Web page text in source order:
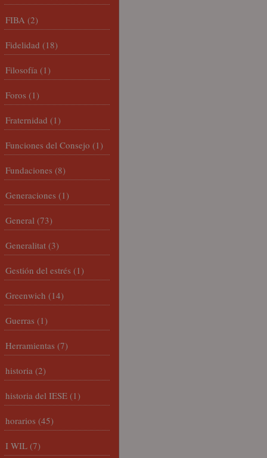
FIBA (2)
Fidelidad (18)
Filosofía (1)
Foros (1)
Fraternidad (1)
Funciones del Consejo (1)
Fundaciones (8)
Generaciones (1)
General (73)
Generalitat (3)
Gestión del estrés (1)
Greenwich (14)
Guerras (1)
Herramientas (7)
historia (2)
historia del IESE (1)
horarios (45)
I WIL (7)